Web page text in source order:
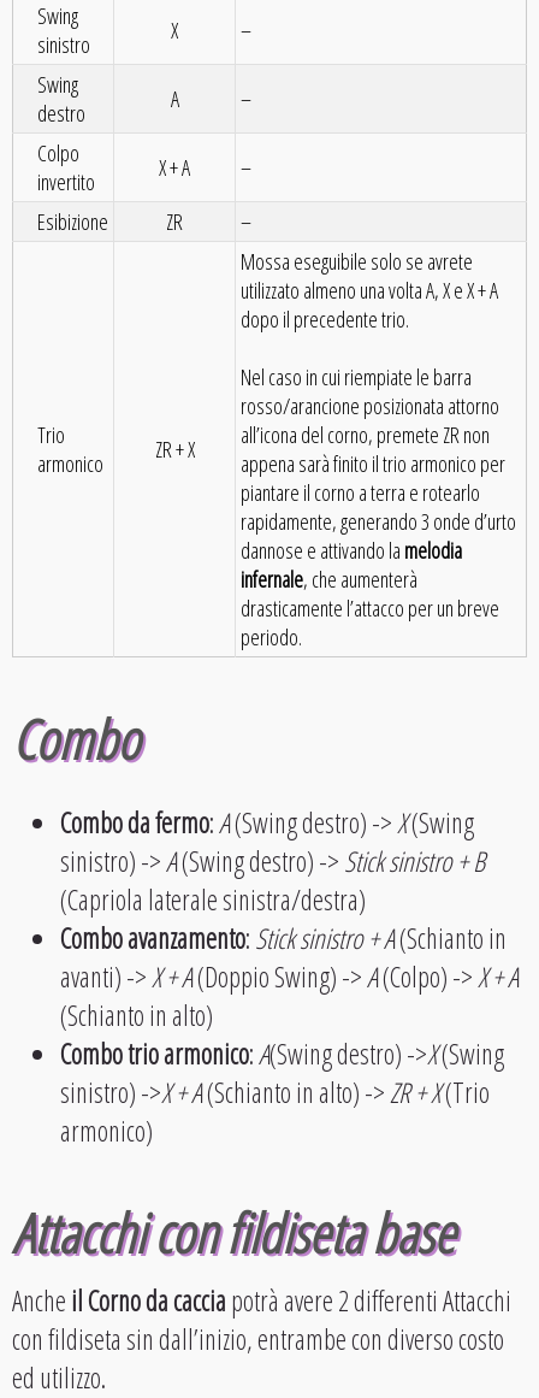
Swing
sinistro
X
–
Swing
destro
A
–
Colpo
invertito
X + A
–
Esibizione
ZR –
Trio
armonico
ZR + X
Mossa eseguibile solo se avrete
utilizzato almeno una volta A, X e X + A
dopo il precedente trio.
Nel caso in cui riempiate le barra
rosso/arancione posizionata attorno
all’icona del corno, premete ZR non
appena sarà finito il trio armonico per
piantare il corno a terra e rotearlo
rapidamente, generando 3 onde d’urto
dannose e attivando la melodia
infernale, che aumenterà
drasticamente l’attacco per un breve
periodo.
Combo
Combo da fermo:A(Swing destro) ->X(Swing
sinistro) ->A(Swing destro) ->Stick sinistro + B
(Capriola laterale sinistra/destra)
Combo avanzamento:Stick sinistro + A(Schianto in
avanti) ->X + A(Doppio Swing) ->A(Colpo) ->X + A
(Schianto in alto)
Combo trio armonico:A(Swing destro) ->X(Swing
sinistro) ->X + A(Schianto in alto) ->ZR + X(Trio
armonico)
Attacchi con fildiseta base
Ancheil Corno da cacciapotrà avere 2 differenti Attacchi
con fildiseta sin dall’inizio, entrambe con diverso costo
ed utilizzo.